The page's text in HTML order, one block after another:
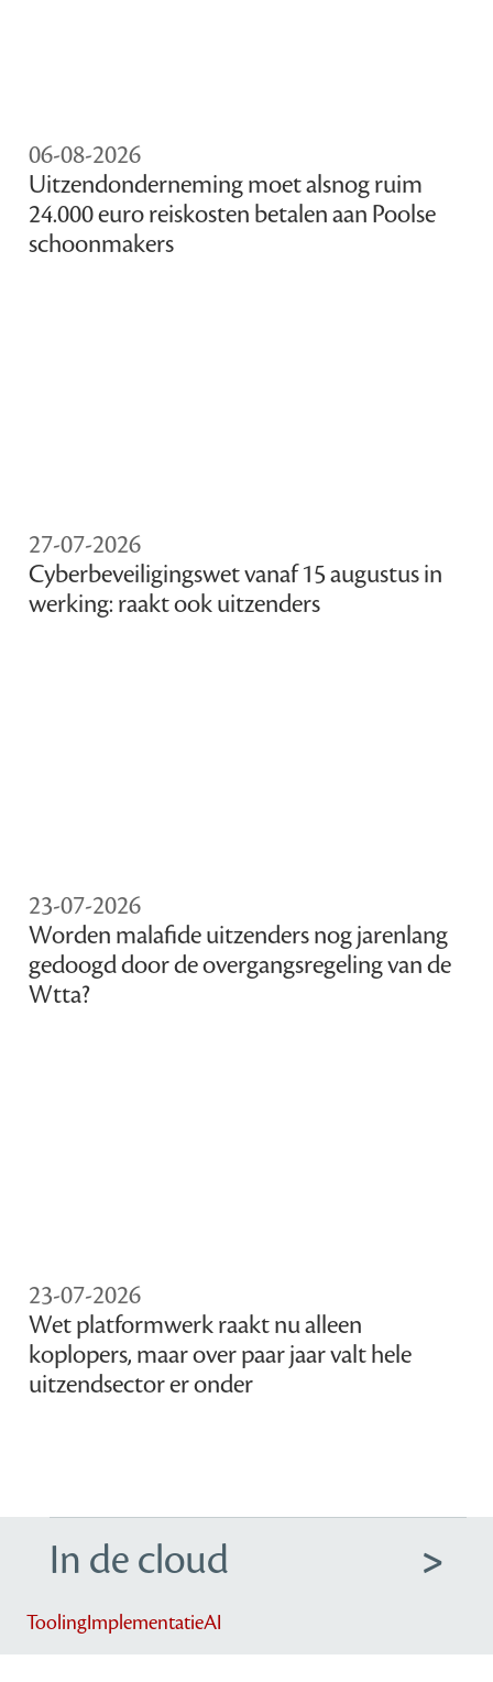
06-08-2026
Uitzendonderneming moet alsnog ruim
24.000 euro reiskosten betalen aan Poolse
schoonmakers
27-07-2026
Cyberbeveiligingswet vanaf 15 augustus in
werking: raakt ook uitzenders
23-07-2026
Worden malafide uitzenders nog jarenlang
gedoogd door de overgangsregeling van de
Wtta?
23-07-2026
Wet platformwerk raakt nu alleen
koplopers, maar over paar jaar valt hele
uitzendsector er onder
In de cloud
ToolingImplementatieAI